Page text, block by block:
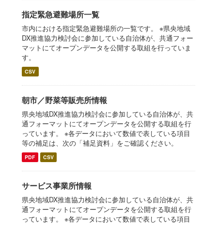
指定緊急避難場所一覧
市内における指定緊急避難場所の一覧です。 ※県央地域
DX推進協力検討会に参加している自治体が、共通フォー
マットにてオープンデータを公開する取組を行っていま
す。
CSV
朝市／野菜等販売所情報
県央地域DX推進協力検討会に参加している自治体が、共
通フォーマットにてオープンデータを公開する取組を行
っています。 ※各データにおいて数値で表している項目
等の補足は、次の「補足資料」をご確認ください。
PDF CSV
サービス事業所情報
県央地域DX推進協力検討会に参加している自治体が、共
通フォーマットにてオープンデータを公開する取組を行
っています。 ※各データにおいて数値で表している項目